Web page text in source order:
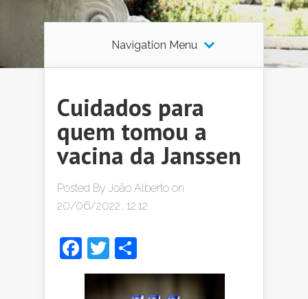
Navigation Menu
Cuidados para
quem tomou a
vacina da Janssen
Posted By João Alberto on
20/06/2022, 12:12
Facebook
Twitter